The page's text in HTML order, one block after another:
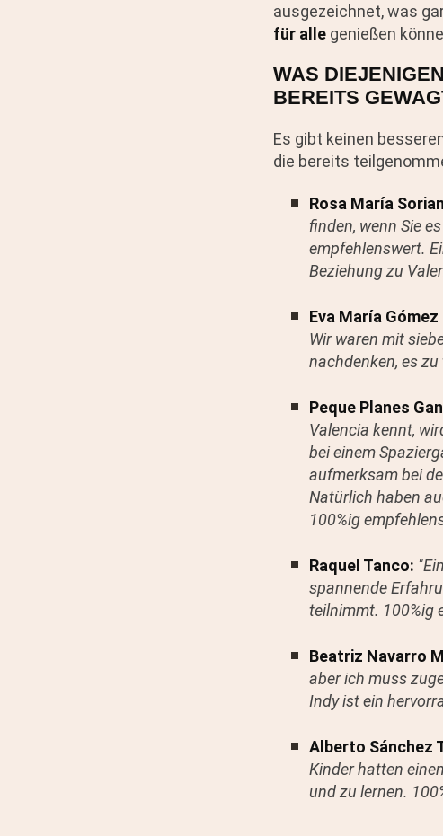
ausgezeichnet, was
für alle genießen
WAS
BEREITS
Es gibt keinen
die bereits
Rosa María
finden, wenn Sie
empfehlenswert.
Beziehung zu
Eva María Gómez
Wir waren mit
nachdenken, es
Peque Planes
Valencia kennt,
bei einem
aufmerksam bei
Natürlich haben
100%ig
Raquel Tanco:
spannende
teilnimmt. 100%ig
Beatriz Navarro
aber ich muss
Indy ist ein
Alberto Sánchez
Kinder hatten
und zu lernen.